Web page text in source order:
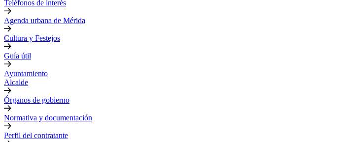
Teléfonos de interés
Agenda urbana de Mérida
Cultura y Festejos
Guía útil
Ayuntamiento
Alcalde
Órganos de gobierno
Normativa y documentación
Perfil del contratante